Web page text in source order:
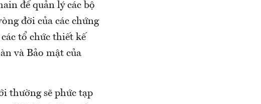
để quản lý các bộ
đời của các chứng
tổ chức thiết kế
và Bảo mật của
thường sẽ phức tạp